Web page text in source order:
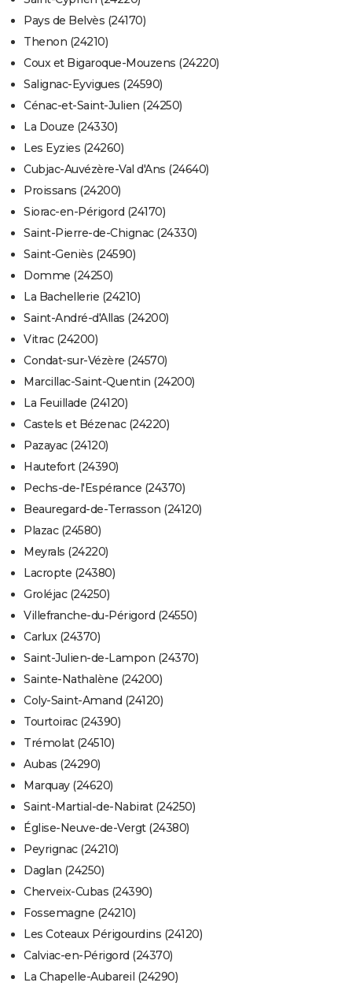
Pays de Belvès (24170)
Thenon (24210)
Coux et Bigaroque-Mouzens (24220)
Salignac-Eyvigues (24590)
Cénac-et-Saint-Julien (24250)
La Douze (24330)
Les Eyzies (24260)
Cubjac-Auvézère-Val d'Ans (24640)
Proissans (24200)
Siorac-en-Périgord (24170)
Saint-Pierre-de-Chignac (24330)
Saint-Geniès (24590)
Domme (24250)
La Bachellerie (24210)
Saint-André-d'Allas (24200)
Vitrac (24200)
Condat-sur-Vézère (24570)
Marcillac-Saint-Quentin (24200)
La Feuillade (24120)
Castels et Bézenac (24220)
Pazayac (24120)
Hautefort (24390)
Pechs-de-l'Espérance (24370)
Beauregard-de-Terrasson (24120)
Plazac (24580)
Meyrals (24220)
Lacropte (24380)
Groléjac (24250)
Villefranche-du-Périgord (24550)
Carlux (24370)
Saint-Julien-de-Lampon (24370)
Sainte-Nathalène (24200)
Coly-Saint-Amand (24120)
Tourtoirac (24390)
Trémolat (24510)
Aubas (24290)
Marquay (24620)
Saint-Martial-de-Nabirat (24250)
Église-Neuve-de-Vergt (24380)
Peyrignac (24210)
Daglan (24250)
Cherveix-Cubas (24390)
Fossemagne (24210)
Les Coteaux Périgourdins (24120)
Calviac-en-Périgord (24370)
La Chapelle-Aubareil (24290)